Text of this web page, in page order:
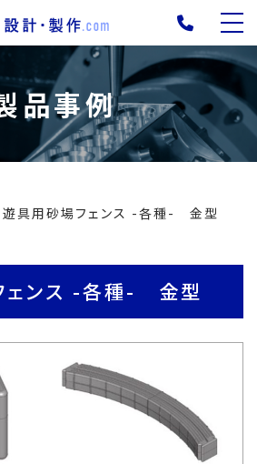
品事例
遊具用砂場フェンス -各種- 金型
ェンス -各種- 金型